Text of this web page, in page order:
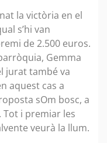
la victòria en el
s’hi van
de 2.500 euros.
Gemma
jurat també va
aquest cas a
sOm bosc, a
Tot i premiar les
veurà la llum.